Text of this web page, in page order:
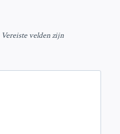
Vereiste velden zijn